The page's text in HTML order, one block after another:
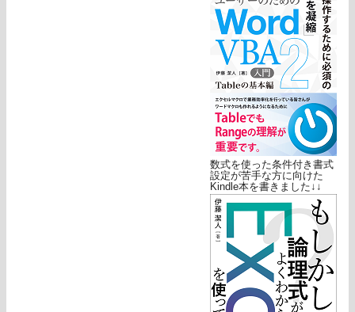
数式を使った条件付き書式
設定が苦手な方に向けた
Kindle本を書きました↓↓